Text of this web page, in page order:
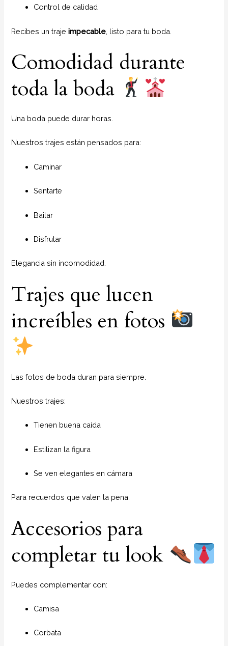
Control de calidad
Recibes un trajeimpecable , listo para tu boda.
Comodidad durante
toda la boda
Una boda puede durar horas.
Nuestros trajes están pensados para:
Caminar
Sentarte
Bailar
Disfrutar
Elegancia sin incomodidad.
Trajes que lucen
increíbles en fotos
Las fotos de boda duran para siempre.
Nuestros trajes:
Tienen buena caída
Estilizan la figura
Se ven elegantes en cámara
Para recuerdos que valen la pena.
Accesorios para
completar tu look
Puedes complementar con:
Camisa
Corbata